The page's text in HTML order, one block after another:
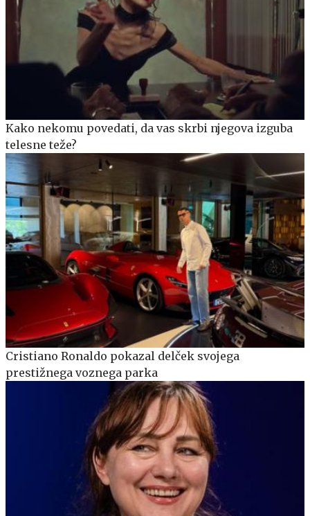
Kako nekomu povedati, da vas skrbi njegova izguba
telesne teže?
Cristiano Ronaldo pokazal delček svojega
prestižnega voznega parka